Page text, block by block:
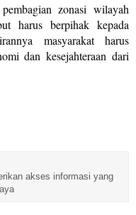
zonasi wilayah
harus berpihak kepada
masyarakat harus
dan kesejahteraan dari
akses informasi yang